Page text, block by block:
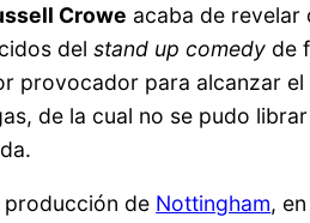
Crowe acaba de revelar
delstand up comedy de
provocador para alcanzar el
de la cual no se pudo librar
producción de Nottingham,